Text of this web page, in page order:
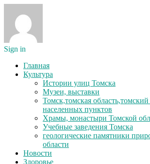
Sign in
Главная
Культура
Истории улиц Томска
Музеи, выставки
Томск,томская
населенных пунктов
Храмы, монастыри Томской
Учебные заведения Томска
геологические памятники
области
Новости
Здоровье